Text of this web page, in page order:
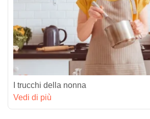
I trucchi della nonna
Vedi di più